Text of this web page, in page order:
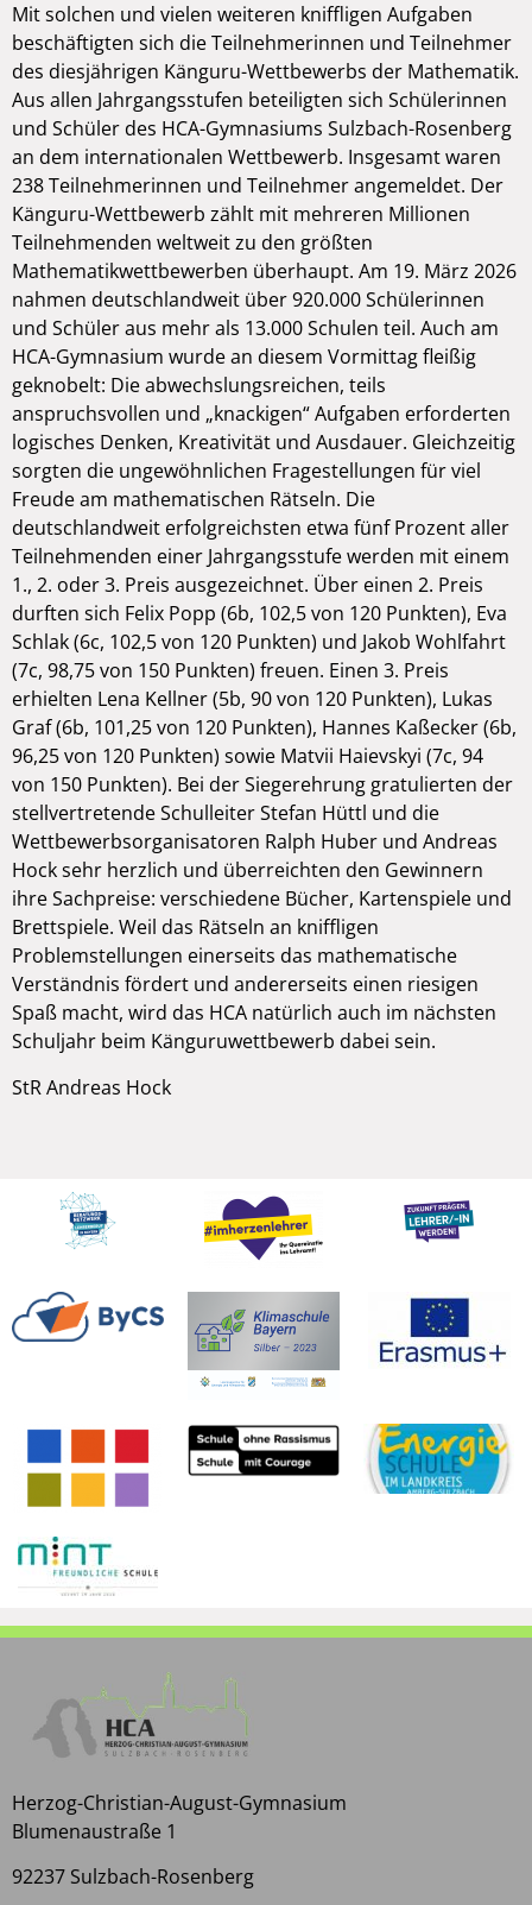
Mit solchen und vielen weiteren kniffligen Aufgaben
beschäftigten sich die Teilnehmerinnen und Teilnehmer
des diesjährigen Känguru-Wettbewerbs der Mathematik.
Aus allen Jahrgangsstufen beteiligten sich Schülerinnen
und Schüler des HCA-Gymnasiums Sulzbach-Rosenberg
an dem internationalen Wettbewerb. Insgesamt waren
238 Teilnehmerinnen und Teilnehmer angemeldet. Der
Känguru-Wettbewerb zählt mit mehreren Millionen
Teilnehmenden weltweit zu den größten
Mathematikwettbewerben überhaupt. Am 19. März 2026
nahmen deutschlandweit über 920.000 Schülerinnen
und Schüler aus mehr als 13.000 Schulen teil. Auch am
HCA-Gymnasium wurde an diesem Vormittag fleißig
geknobelt: Die abwechslungsreichen, teils
anspruchsvollen und „knackigen“ Aufgaben erforderten
logisches Denken, Kreativität und Ausdauer. Gleichzeitig
sorgten die ungewöhnlichen Fragestellungen für viel
Freude am mathematischen Rätseln. Die
deutschlandweit erfolgreichsten etwa fünf Prozent aller
Teilnehmenden einer Jahrgangsstufe werden mit einem
1., 2. oder 3. Preis ausgezeichnet. Über einen 2. Preis
durften sich Felix Popp (6b, 102,5 von 120 Punkten), Eva
Schlak (6c, 102,5 von 120 Punkten) und Jakob Wohlfahrt
(7c, 98,75 von 150 Punkten) freuen. Einen 3. Preis
erhielten Lena Kellner (5b, 90 von 120 Punkten), Lukas
Graf (6b, 101,25 von 120 Punkten), Hannes Kaßecker (6b,
96,25 von 120 Punkten) sowie Matvii Haievskyi (7c, 94
von 150 Punkten). Bei der Siegerehrung gratulierten der
stellvertretende Schulleiter Stefan Hüttl und die
Wettbewerbsorganisatoren Ralph Huber und Andreas
Hock sehr herzlich und überreichten den Gewinnern
ihre Sachpreise: verschiedene Bücher, Kartenspiele und
Brettspiele. Weil das Rätseln an kniffligen
Problemstellungen einerseits das mathematische
Verständnis fördert und andererseits einen riesigen
Spaß macht, wird das HCA natürlich auch im nächsten
Schuljahr beim Känguruwettbewerb dabei sein.
StR Andreas Hock
Herzog-Christian-August-Gymnasium
Blumenaustraße 1
92237 Sulzbach-Rosenberg